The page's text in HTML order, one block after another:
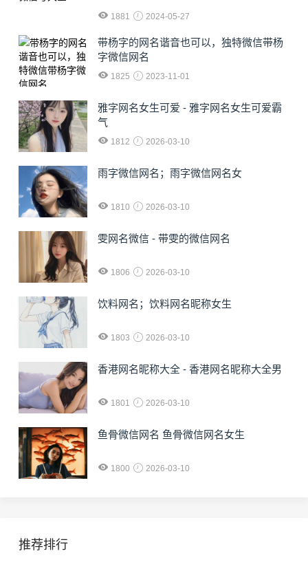
1881 2024-05-27
​带杨字的网名谐音也可以，独特微信带杨
字微信网名
1825 2023-11-01
雅字网名女生可爱 - 雅字网名女生可爱霸
气
1812 2026-03-10
雨字微信网名；雨字微信网名女
1810 2026-03-10
雯网名微信 - 带雯的微信网名
1806 2026-03-10
饮料网名；饮料网名昵称女生
1803 2026-03-10
香港网名昵称大全 - 香港网名昵称大全男
1801 2026-03-10
鱼骨微信网名 鱼骨微信网名女生
1800 2026-03-10
推荐排行